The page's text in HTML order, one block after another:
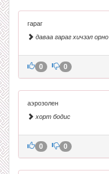
гараг
даваа гараг хичээл орно
0 0
аэрозолен
хорт бодис
0 0